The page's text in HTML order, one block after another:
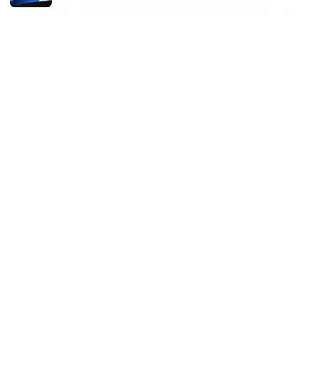
促销资源，结合你自己的使用场景和设备情况，选